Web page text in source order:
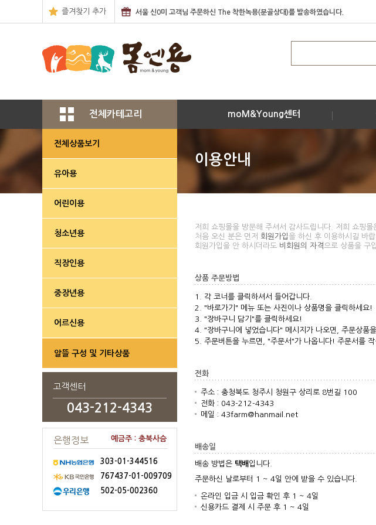
즐겨찾기 추가 서울 신0미 고객님 주문하신 The 착한녹용(분골상대)를 발송하였습니다.
서울 김0석 고객님 주문하신 유근형 녹용 상대제품을 발송하였습니다.
전체카테고리
전체상품보기
유아용
어린이용
청소년용
직장인용
중장년용
어르신용
알뜰 구성 및 기타상품
moM&Young센터
이용안내
고객센터
043-212-4343
은행정보 예금주 : 충북사슴
303-01-344516
767437-01-009709
502-05-002360
저희 쇼핑몰을 방문해 주셔서 감사드립니다. 저희 쇼핑몰
처음 오신 분은 먼저 회원가입을 하신 후 이용하시길 바랍
회원가입을 안 하시더라도 비회원의 자격으로 상품을 구
상품 주문방법
1. 각 코너를 클릭하셔서 들어갑니다.
2. "바로가기" 메뉴 또는 사진이나 상품명을 클릭하세요!
3. "장바구니 담기"를 클릭하세요!
4. "장바구니에 넣었습니다" 메시지가 나오면, 주문상품
5. 주문버튼을 누르면, "주문서"가 나옵니다! 주문서를
전화
주소 : 충청북도 청주시 청원구 상리로 8번길 100
전화 : 043-212-4343
메일 : 43farm@hanmail.net
배송일
배송 방법은 택배 입니다.
주문하신 날로부터 1 ~ 4일 안에 받을 수 있습니다.
온라인 입금 시 입금 확인 후 1 ~ 4일
신용카드 결제 시 주문 후 1 ~ 4일